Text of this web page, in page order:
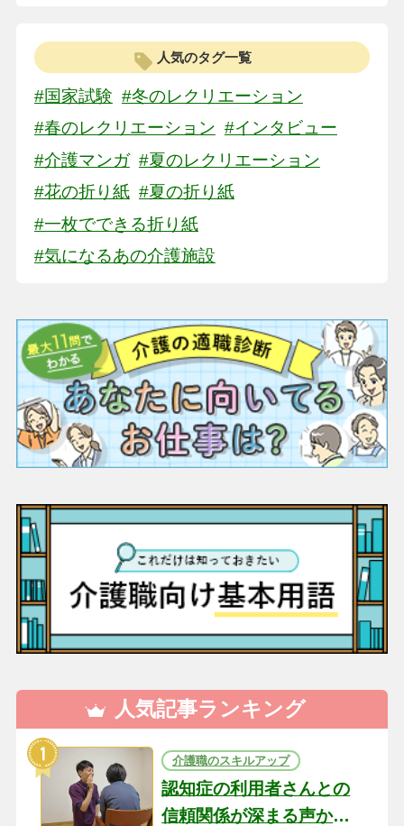
人気のタグ一覧
#国家試験 #冬のレクリエーション
#春のレクリエーション #インタビュー
#介護マンガ #夏のレクリエーション
#花の折り紙 #夏の折り紙
#一枚でできる折り紙
#気になるあの介護施設
人気記事ランキング
介護職のスキルアップ
認知症の利用者さんとの
信頼関係が深まる声かけ